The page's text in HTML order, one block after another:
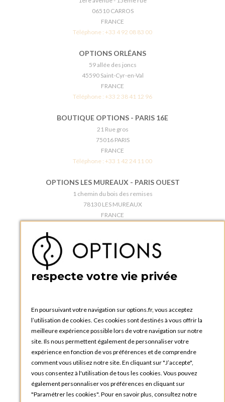
06510 CARROS
FRANCE
Téléphone : +33 4 92 08 83 00
OPTIONS ORLÉANS
59 allée des joncs
45590 Saint-Cyr-en-Val
FRANCE
Téléphone : +33 2 38 41 12 96
BOUTIQUE OPTIONS - PARIS 16E
21 Rue gros
75016 PARIS
FRANCE
Téléphone : +33 1 42 24 11 00
OPTIONS LES MUREAUX - PARIS OUEST
1 chemin du bois des remises
78130 LES MUREAUX
FRANCE
BOUTIQUE OPTIONS - PARIS 5E
5 quai de la tournelle
FRANCE
OPTIONS ROUEN
Rue du Clos Tellier
76800 Saint-Etienne-du-Rouvray
FRANCE
Téléphone :+33 2 35 08 38 53
OPTIONS TOULOUSE
6 rue Gaye Marie, ZAC de Saint-Martin du Touch
31300 Toulouse
respecte votre vie privée
En poursuivant votre navigation sur options.fr, vous acceptez
l’utilisation de cookies. Ces cookies sont destinés à vous offrir la
meilleure expérience possible lors de votre navigation sur notre
site. Ils nous permettent également de personnaliser votre
expérience en fonction de vos préférences et de comprendre
comment vous utilisez notre site. En cliquant sur "J’accepte",
vous consentez à l'utilisation de tous les cookies. Vous pouvez
également personnaliser vos préférences en cliquant sur
"Paramétrer les cookies". Pour en savoir plus, consultez notre